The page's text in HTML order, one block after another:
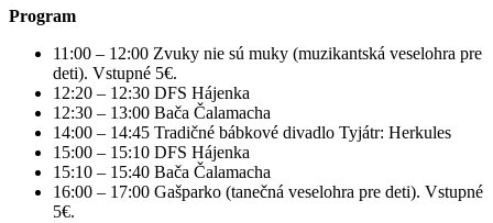
Program
11:00 – 12:00 Zvuky nie sú muky (muzikantská veselohra pre
deti). Vstupné 5€.
12:20 – 12:30 DFS Hájenka
12:30 – 13:00 Bača Čalamacha
14:00 – 14:45 Tradičné bábkové divadlo Tyjátr: Herkules
15:00 – 15:10 DFS Hájenka
15:10 – 15:40 Bača Čalamacha
16:00 – 17:00 Gašparko (tanečná veselohra pre deti). Vstupné
5€.